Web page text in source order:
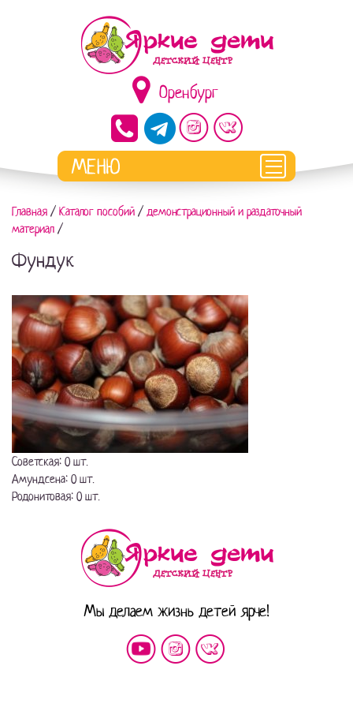
Оренбург
Главная / Каталог пособий / демонстрационный и раздаточный
материал /
Фундук
Советская: 0 шт.
Амундсена: 0 шт.
Родонитовая: 0 шт.
Мы делаем жизнь детей ярче!